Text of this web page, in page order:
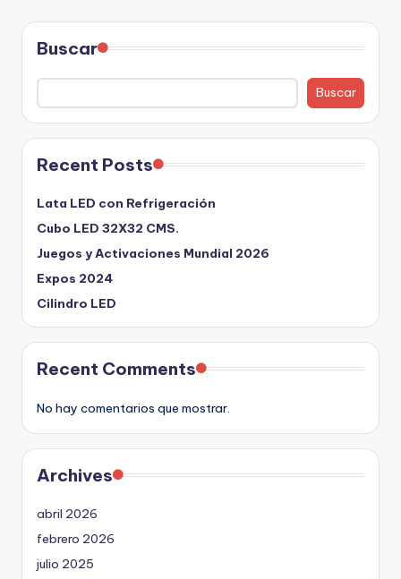
Buscar
Buscar
Recent Posts
Lata LED con Refrigeración
Cubo LED 32X32 CMS.
Juegos y Activaciones Mundial 2026
Expos 2024
Cilindro LED
Recent Comments
No hay comentarios que mostrar.
Archives
abril 2026
febrero 2026
julio 2025